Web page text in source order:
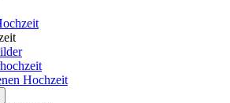
Hochzeit